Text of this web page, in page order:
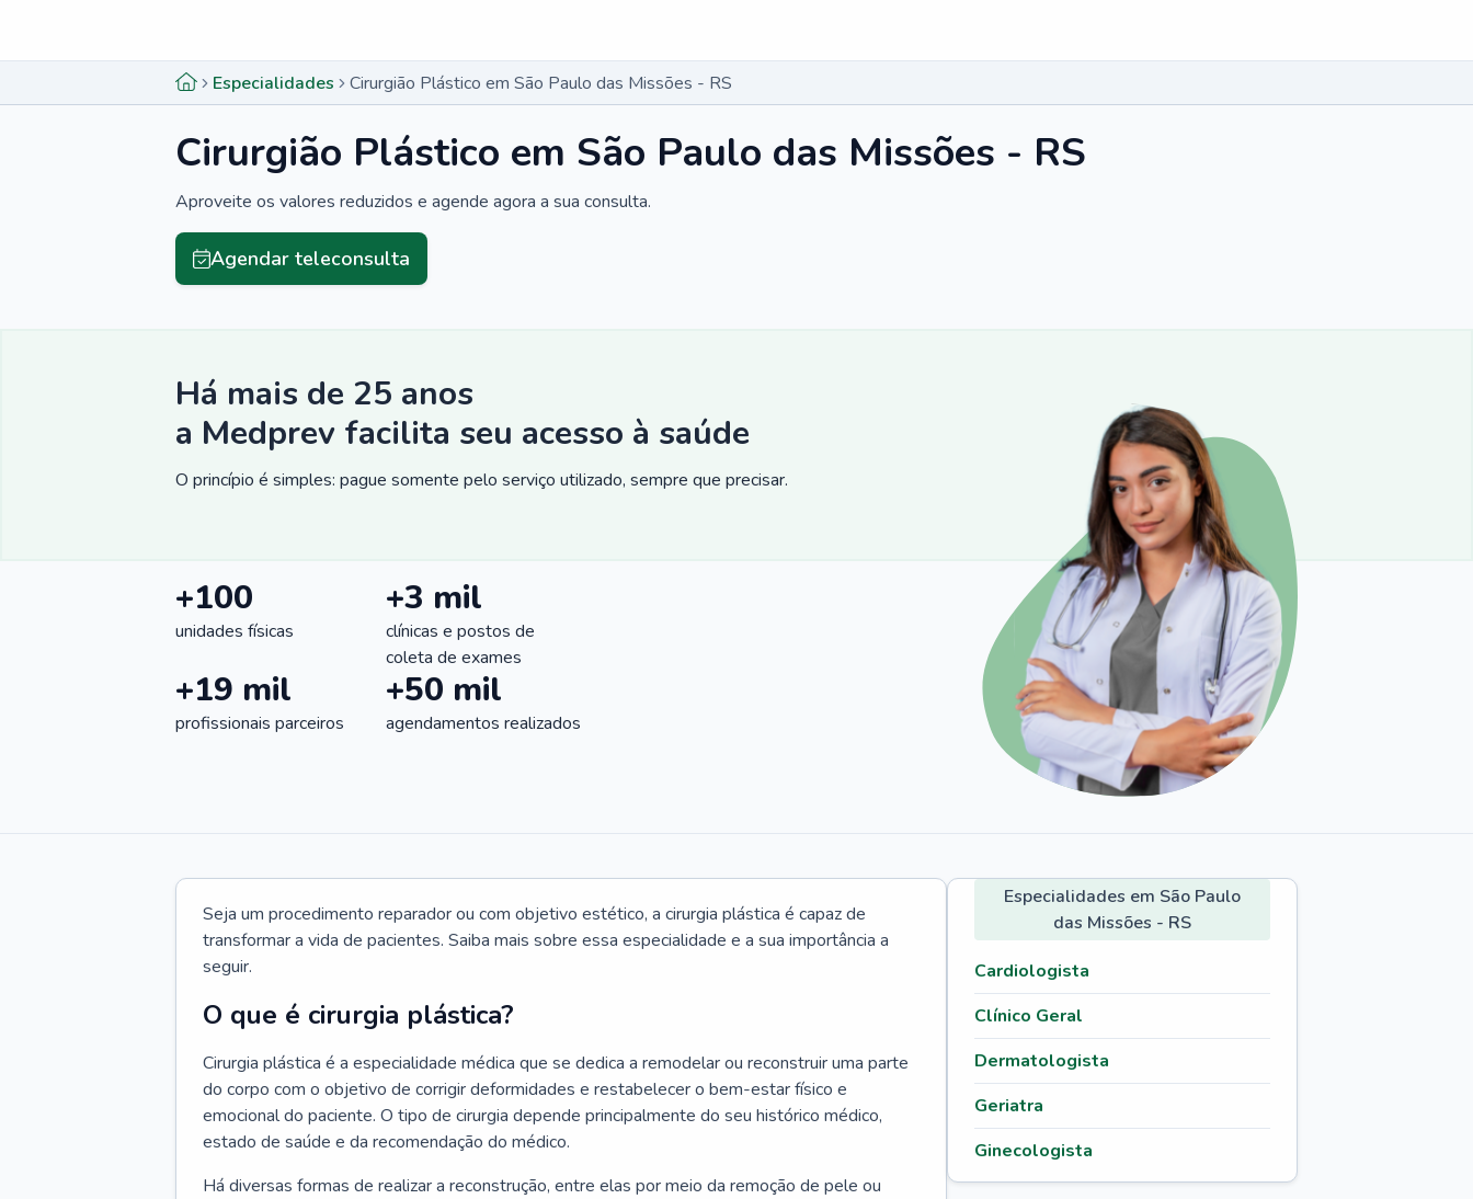
Especialidades Cirurgião Plástico em São Paulo das Missões - RS
Cirurgião Plástico em São Paulo das Missões - RS
Aproveite os valores reduzidos e agende agora a sua consulta.
Agendar teleconsulta
Há mais de 25 anos
a Medprev facilita seu acesso à saúde
O princípio é simples: pague somente pelo serviço utilizado, sempre que precisar.
+100
unidades físicas
+3 mil
clínicas e postos de
coleta de exames
+19 mil
profissionais parceiros
+50 mil
agendamentos realizados
Seja um procedimento reparador ou com objetivo estético, a cirurgia plástica é capaz de
transformar a vida de pacientes. Saiba mais sobre essa especialidade e a sua importância a
seguir.
O que é cirurgia plástica?
Cirurgia plástica é a especialidade médica que se dedica a remodelar ou reconstruir uma parte
do corpo com o objetivo de corrigir deformidades e restabelecer o bem-estar físico e
emocional do paciente. O tipo de cirurgia depende principalmente do seu histórico médico,
estado de saúde e da recomendação do médico.
Há diversas formas de realizar a reconstrução, entre elas por meio da remoção de pele ou
Especialidades em São Paulo
das Missões - RS
Cardiologista
Clínico Geral
Dermatologista
Geriatra
Ginecologista